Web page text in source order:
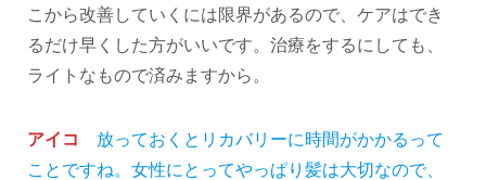
こから改善していくには限界があるので、ケアはでき
るだけ早くした方がいいです。治療をするにしても、
ライトなもので済みますから。
アイコ
放っておくとリカバリーに時間がかかるって
ことですね。女性にとってやっぱり髪は大切なので、